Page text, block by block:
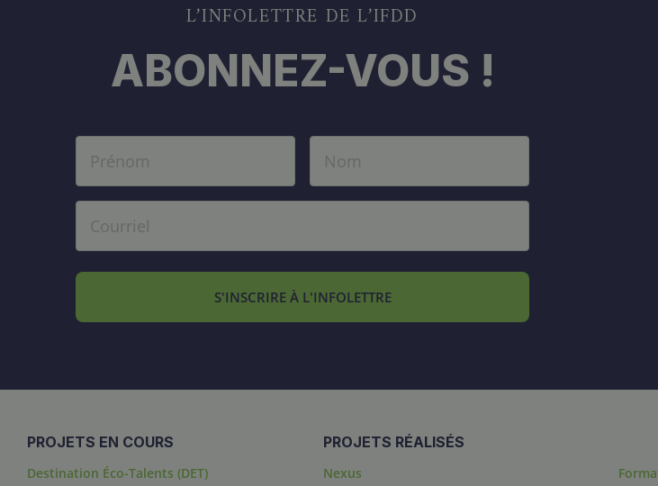
L’INFOLETTRE DE L’IFDD
ABONNEZ-VOUS !
S'INSCRIRE À L'INFOLETTRE
PROJETS EN COURS
Destination Éco-Talents (DET)
PROJETS RÉALISÉS
Nexus